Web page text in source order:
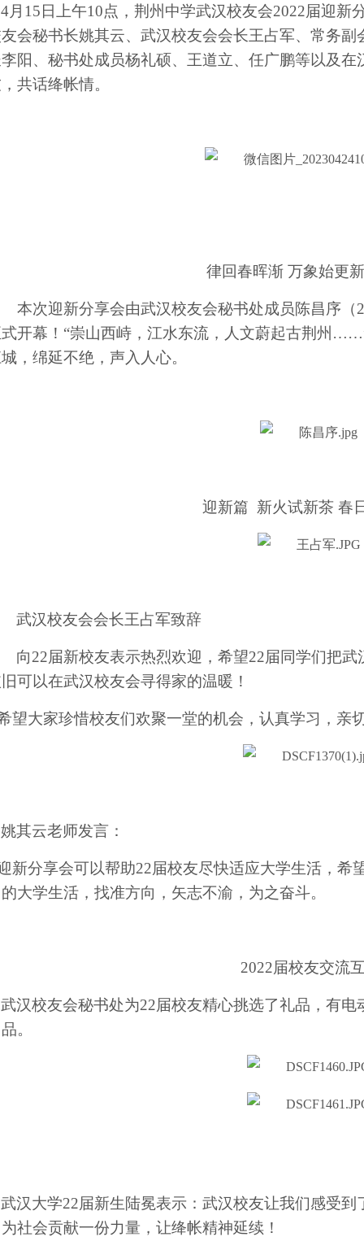
4月15日上午10点，荆州中学武汉校友会2022届迎新
会秘书长姚其云、武汉校友会会长王占军、常务
李阳、秘书处成员杨礼硕、王道立、任广鹏等以及在
共话绛帐情。
律回春晖渐 万象始更
次迎新分享会由武汉校友会秘书处成员陈昌序（
开幕！“崇山西峙，江水东流，人文蔚起古荆州
，绵延不绝，声入人心。
迎新篇 新火试新茶 春
武汉校友会会长王占军致辞
向22届新校友表示热烈欢迎，希望22届同学们把
可以在武汉校友会寻得家的温暖！
望大家珍惜校友们欢聚一堂的机会，认真学习，亲
姚其云老师发言：
新分享会可以帮助22届校友尽快适应大学生活，希
大学生活，找准方向，矢志不渝，为之奋斗。
2022届校友交流
武汉校友会秘书处为22届校友精心挑选了礼品，有
。
武汉大学22届新生陆冕表示：武汉校友让我们感受
社会贡献一份力量，让绛帐精神延续！